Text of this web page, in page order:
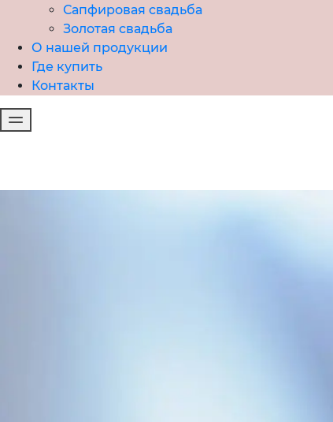
Сапфировая свадьба
Золотая свадьба
О нашей продукции
Где купить
Контакты